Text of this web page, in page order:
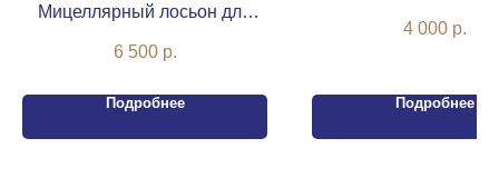
Мицеллярный лосьон для
6 500 р.
Подробнее
комплексом
4 000 р.
Подробнее